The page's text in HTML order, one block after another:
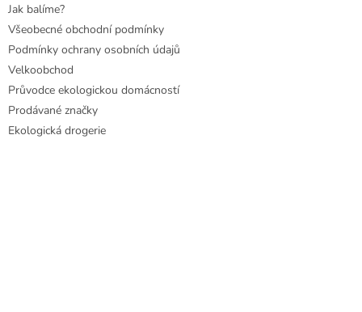
Jak balíme?
Všeobecné obchodní podmínky
Podmínky ochrany osobních údajů
Velkoobchod
Průvodce ekologickou domácností
Prodávané značky
Ekologická drogerie